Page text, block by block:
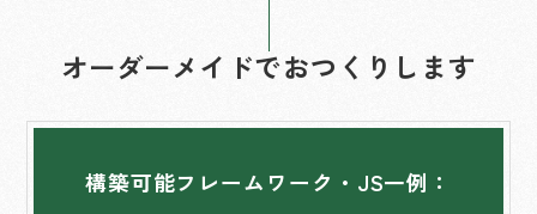
オーダーメイドでおつくりします
構築可能フレームワーク・JS一例：